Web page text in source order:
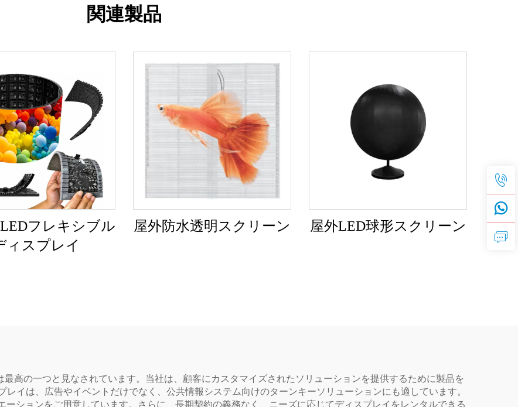
関連製品
フレキシブル
ィスプレイ
屋外防水透明スクリーン 屋外LED球形スクリーン
高の一つと見なされています。当社は、顧客にカスタマイズされたソリューションを提供するために製品を
イは、広告やイベントだけでなく、公共情報システム向けのターンキーソリューションにも適しています。
ションをご用意しています。さらに、長期契約の義務なく、ニーズに応じてディスプレイをレンタルできる